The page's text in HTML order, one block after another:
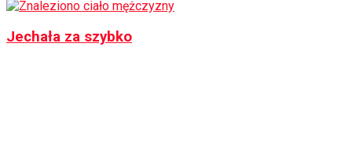
Jechała za szybko